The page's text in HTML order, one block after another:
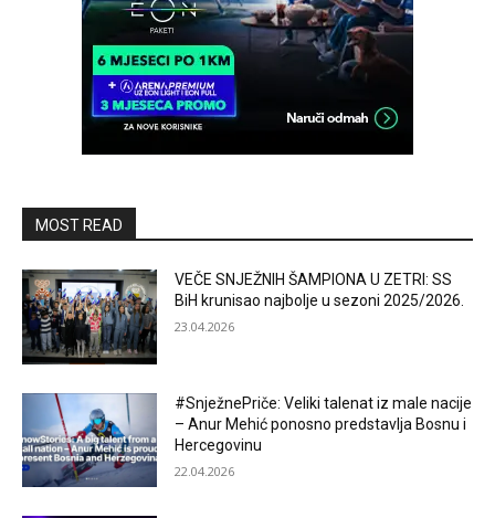
MOST READ
VEČE SNJEŽNIH ŠAMPIONA U ZETRI: SS
BiH krunisao najbolje u sezoni 2025/2026.
23.04.2026
#SnježnePriče: Veliki talenat iz male nacije
– Anur Mehić ponosno predstavlja Bosnu i
Hercegovinu
22.04.2026